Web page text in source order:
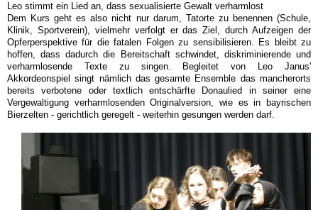
Leo stimmt ein Lied an, dass sexualisierte Gewalt verharmlost
Dem Kurs geht es also nicht nur darum, Tatorte zu benennen (Schule,
Klinik, Sportverein), vielmehr verfolgt er das Ziel, durch Aufzeigen der
Opferperspektive für die fatalen Folgen zu sensibilisieren. Es bleibt zu
hoffen, dass dadurch die Bereitschaft schwindet, diskriminierende und
verharmlosende Texte zu singen. Begleitet von Leo Janus'
Akkordeonspiel singt nämlich das gesamte Ensemble das mancherorts
bereits verbotene oder textlich entschärfte Donaulied in seiner eine
Vergewaltigung verharmlosenden Originalversion, wie es in bayrischen
Bierzelten - gerichtlich geregelt - weiterhin gesungen werden darf.